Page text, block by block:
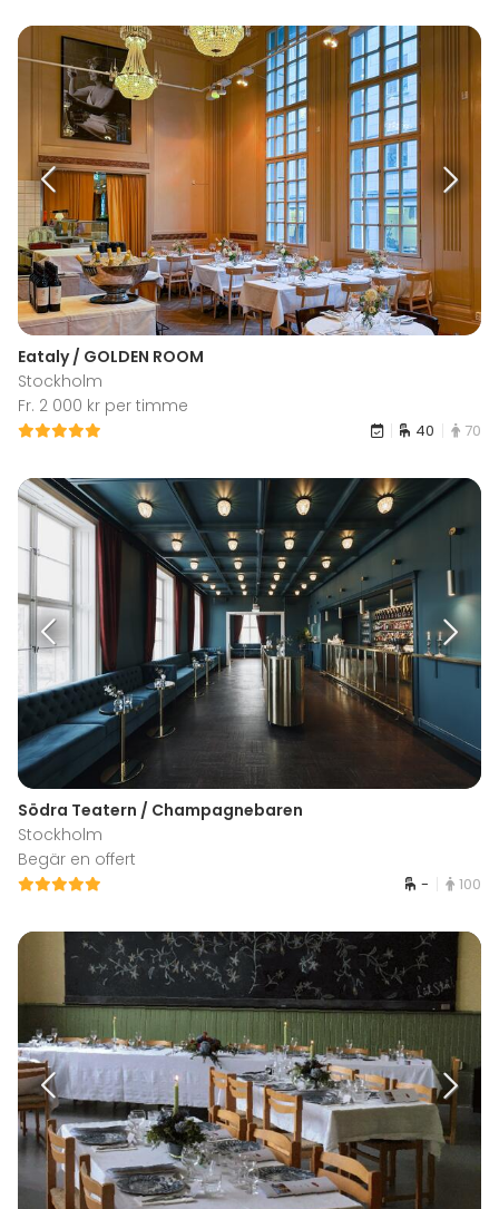
Eataly / GOLDEN ROOM
Stockholm
Fr. 2 000 kr per timme
40 70
Södra Teatern / Champagnebaren
Stockholm
Begär en offert
- 100